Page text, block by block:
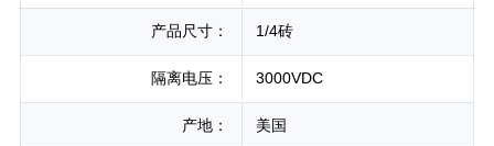
产品尺寸： 1/4砖
隔离电压： 3000VDC
产地： 美国